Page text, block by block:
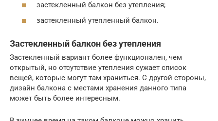
застекленный балкон без утепления;
застекленный утепленный балкон.
Застекленный балкон без утепления
Застекленный вариант более функционален, чем
открытый, но отсутствие утепления сужает список
вещей, которые могут там храниться. С другой стороны,
дизайн балкона с местами хранения данного типа
может быть более интересным.